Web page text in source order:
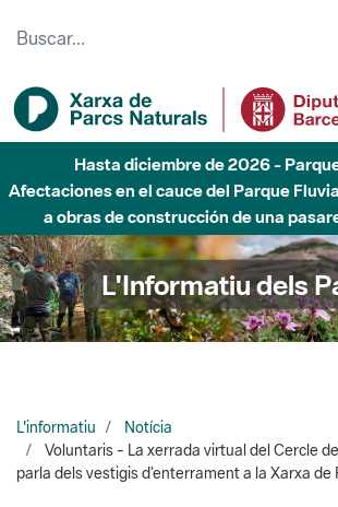
Hasta diciembre de 2026 -
Afectaciones en el cauce del Parque
a obras de construcción de una
L'Informatiu dels
L'informatiu
Notícia
Voluntaris - La xerrada virtual del Cercle
parla dels vestigis d’enterrament a la Xarxa